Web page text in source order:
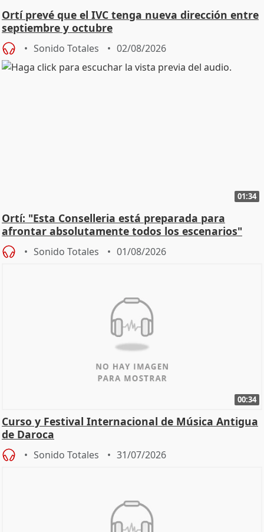
Ortí prevé que el IVC tenga nueva dirección entre
septiembre y octubre
Sonido Totales 02/08/2026
01:34
Ortí: "Esta Conselleria está preparada para
afrontar absolutamente todos los escenarios"
Sonido Totales 01/08/2026
00:34
Curso y Festival Internacional de Música Antigua
de Daroca
Sonido Totales 31/07/2026